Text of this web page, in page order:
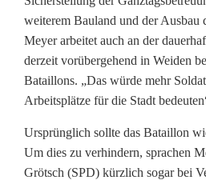
weiterem Bauland und der Ausbau
Meyer arbeitet auch an der
derzeit vorübergehend in Weiden
Bataillons. „Das würde mehr
Arbeitsplätze für die Stadt
Ursprünglich sollte das Bataillon
Um dies zu verhindern, sprachen
Grötsch (SPD) kürzlich sogar bei